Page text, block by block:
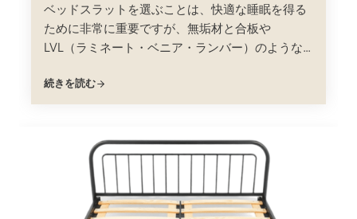
ベッドスラットを選ぶことは、快適な睡眠を得る
ために非常に重要ですが、無垢材と合板や
LVL（ラミネート・ベニア・ランバー）のような
者が優柔不断になりがちです。どちらの素材にも
ユニークな利点があり、その違いを理解すること
続きを読む